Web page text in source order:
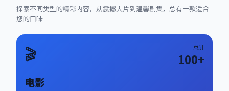
探索不同类型的精彩内容，从震撼大片到温馨剧集，总有一款适合
您的口味
🎬 总计
100+
电影